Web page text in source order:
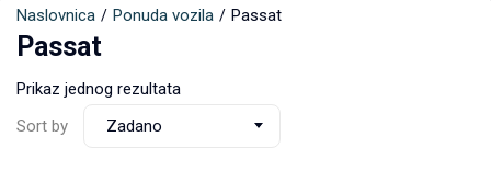
Naslovnica Ponuda vozila Passat
Passat
Prikaz jednog rezultata
Sort by
Zadano